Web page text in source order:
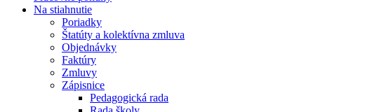
Na stiahnutie
Poriadky
Štatúty a kolektívna zmluva
Objednávky
Faktúry
Zmluvy
Zápisnice
Pedagogická rada